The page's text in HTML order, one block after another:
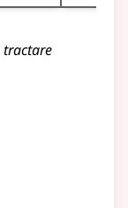
tractare